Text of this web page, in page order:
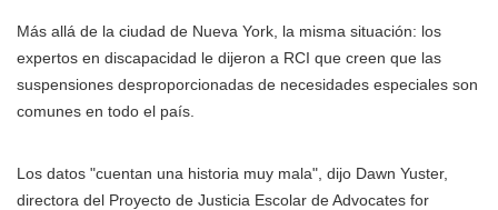
Más allá de la ciudad de Nueva York, la misma situación: los
expertos en discapacidad le dijeron a RCI que creen que las
suspensiones desproporcionadas de necesidades especiales son
comunes en todo el país.
Los datos "cuentan una historia muy mala", dijo Dawn Yuster,
directora del Proyecto de Justicia Escolar de Advocates for